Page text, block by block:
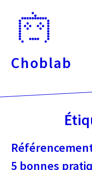
directement
Choblab
5 bonnes